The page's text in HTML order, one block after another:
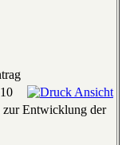
Entwicklung der